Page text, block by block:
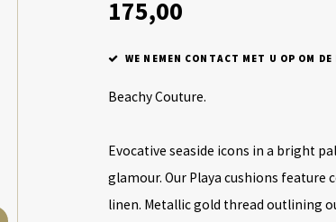
175,00
WE NEMEN CONTACT MET U OP OM
Beachy Couture.
Evocative seaside icons in a bright
glamour. Our Playa cushions
linen. Metallic gold thread outlining